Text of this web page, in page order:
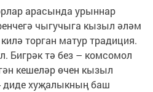
арасында урыннар
чыгучыга кызыл әләм
торган матур традиция.
Бигрәк тә без – комсомол
кешеләр өчен кызыл
диде хуҗалыкның баш